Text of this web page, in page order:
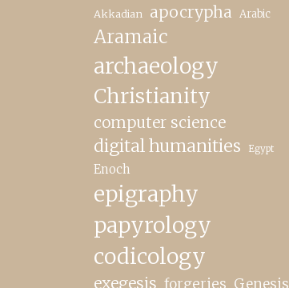
Akkadian apocrypha Arabic
Aramaic
archaeology
Christianity
computer science
digital humanities Egypt
Enoch
epigraphy
papyrology
codicology
exegesis forgeries Genesis